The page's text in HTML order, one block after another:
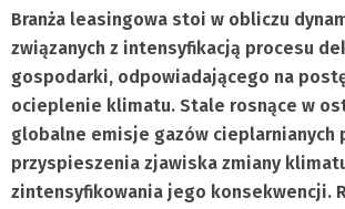
Branża leasingowa stoi w obliczu
związanych z intensyfikacją procesu
gospodarki, odpowiadającego na
ocieplenie klimatu. Stale rosnące w
globalne emisje gazów cieplarnianych
przyspieszenia zjawiska zmiany
zintensyfikowania jego konsekwencji.